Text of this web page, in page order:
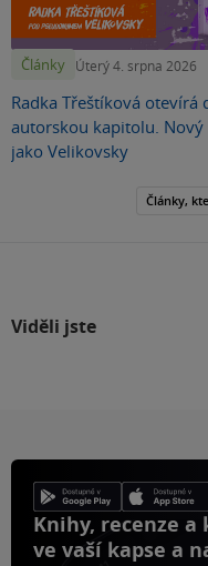
Články Úterý 4. srpna 2026
Radka Třeštíková otevírá
autorskou kapitolu.
jako Velikovsky
Články,
Viděli jste
Knihy, recenze a
ve vaší kapse a